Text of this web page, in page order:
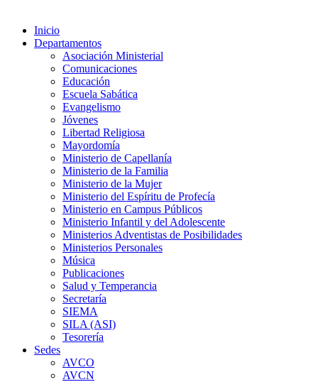
Inicio
Departamentos
Asociación Ministerial
Comunicaciones
Educación
Escuela Sabática
Evangelismo
Jóvenes
Libertad Religiosa
Mayordomía
Ministerio de Capellanía
Ministerio de la Familia
Ministerio de la Mujer
Ministerio del Espíritu de Profecía
Ministerio en Campus Públicos
Ministerio Infantil y del Adolescente
Ministerios Adventistas de Posibilidades
Ministerios Personales
Música
Publicaciones
Salud y Temperancia
Secretaría
SIEMA
SILA (ASI)
Tesorería
Sedes
AVCO
AVCN